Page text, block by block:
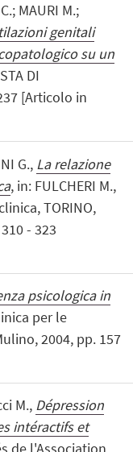
MAURI M.;
genitali
su un
DI
[Articolo in
G., La relazione
, in: FULCHERI M.,
TORINO,
- 323
psicologica in
per le
2004, pp. 157
M., Dépression
intéractifs et